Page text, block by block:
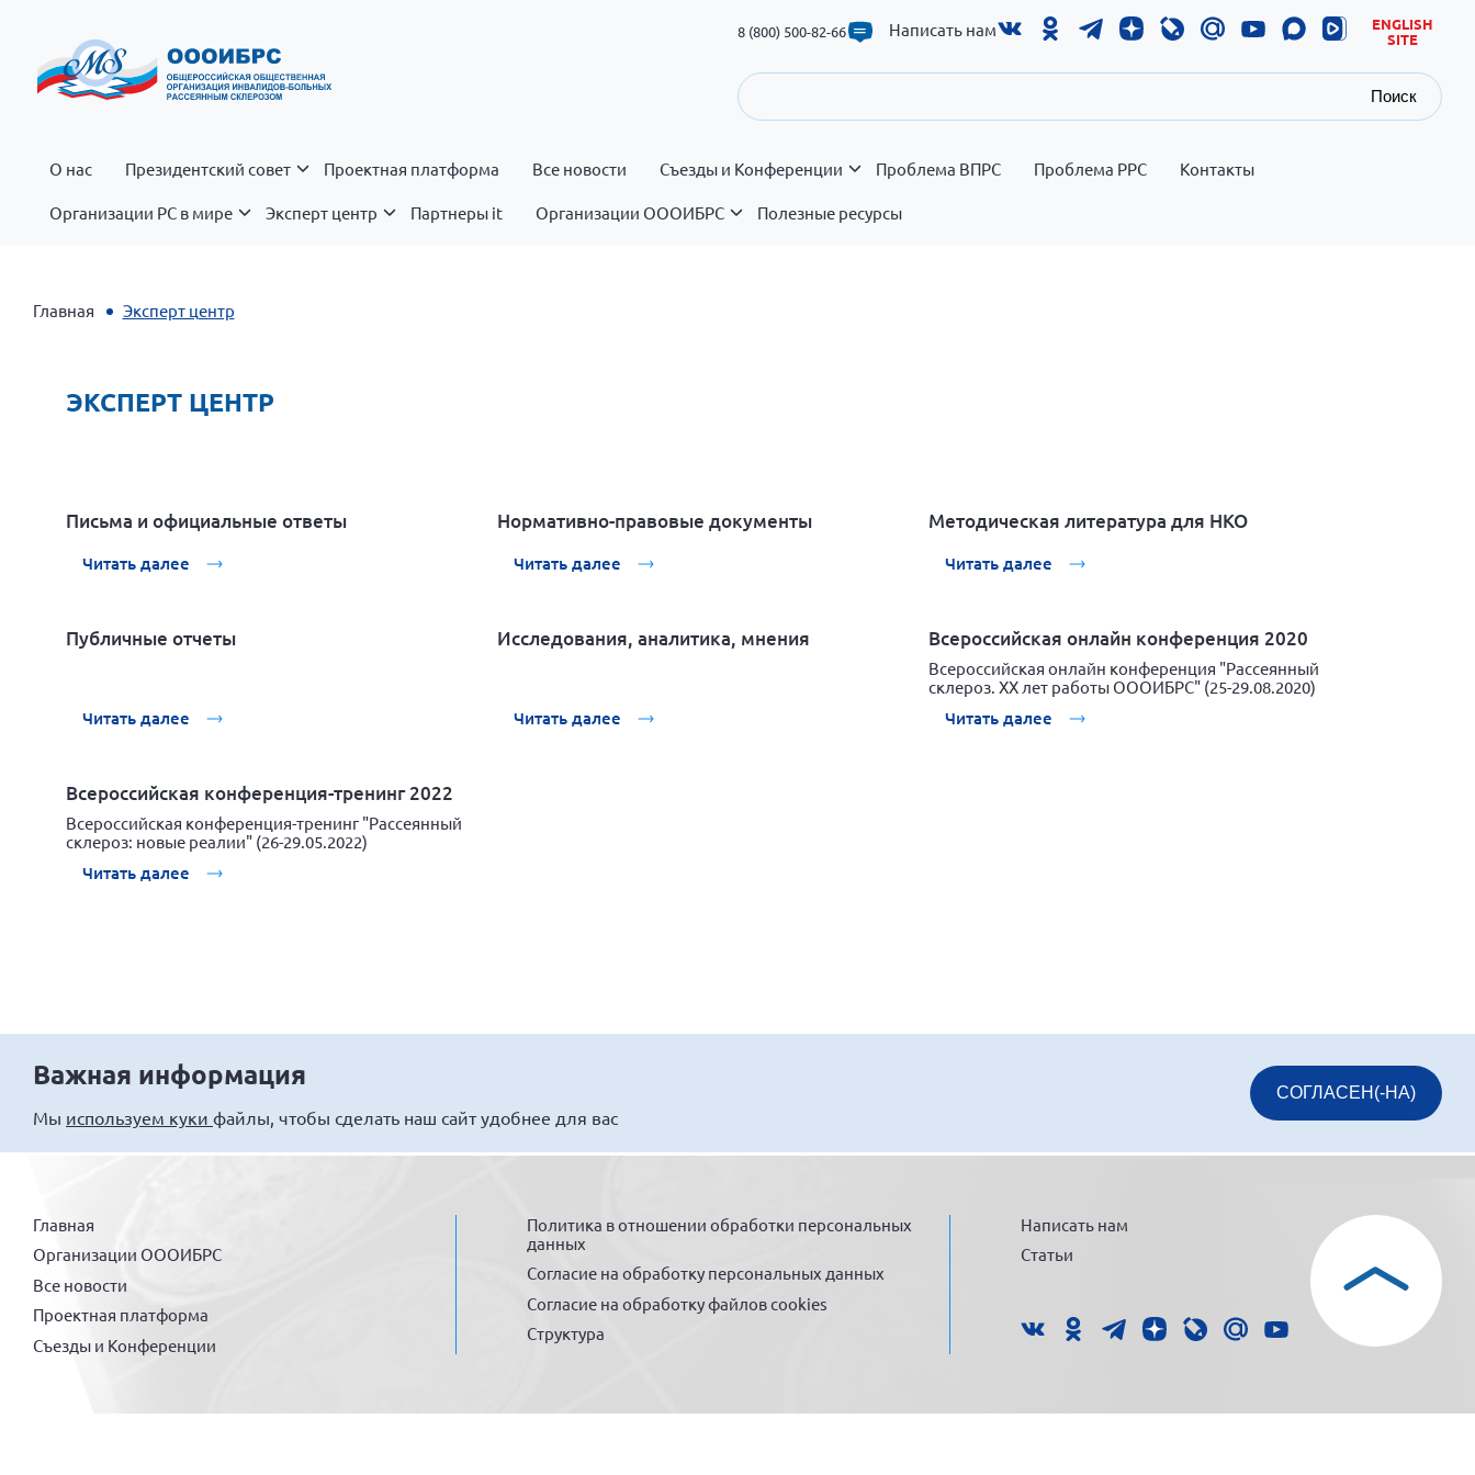
8 (800) 500-82-66 Написать нам
ENGLISH
SITE
Поиск
О нас Президентский совет Проектная платформа Все новости Съезды и Конференции Проблема ВПРС Проблема РРС Контакты
Организации РС в мире Эксперт центр Партнеры it Организации ОООИБРС Полезные ресурсы
Главная Эксперт центр
ЭКСПЕРТ ЦЕНТР
Письма и официальные ответы
Читать далее
Нормативно-правовые документы
Читать далее
Методическая литература для НКО
Читать далее
Публичные отчеты
Читать далее
Исследования, аналитика, мнения
Читать далее
Всероссийская онлайн конференция 2020
Всероссийская онлайн конференция "Рассеянный
склероз. XX лет работы ОООИБРС" (25-29.08.2020)
Читать далее
Всероссийская конференция-тренинг 2022
Всероссийская конференция-тренинг "Рассеянный
склероз: новые реалии" (26-29.05.2022)
Читать далее
Важная информация
Мы используем куки файлы, чтобы сделать наш сайт удобнее для вас
СОГЛАСЕН(-НА)
Главная
Организации ОООИБРС
Все новости
Проектная платформа
Съезды и Конференции
Политика в отношении обработки персональных
данных
Согласие на обработку персональных данных
Согласие на обработку файлов cookies
Структура
Написать нам
Статьи